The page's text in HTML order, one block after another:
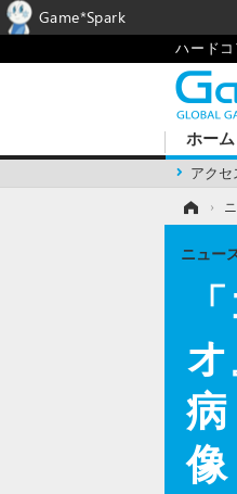
ハード
ホーム
アクセ
›
病
像
ニュー
Game*Spark